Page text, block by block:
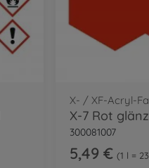
X- / XF-Acryl-
X-7 Rot
300081007
5,49 € 1 l =